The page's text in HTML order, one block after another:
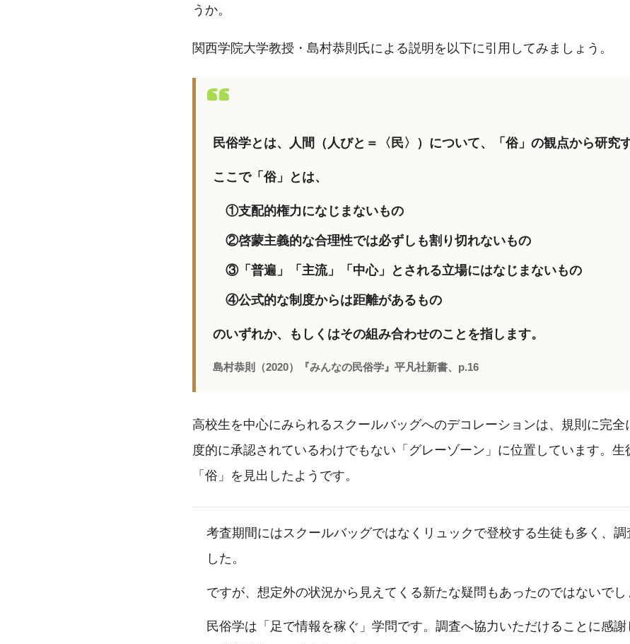
うか。
関西学院大学教授・島村恭則氏による説明を以下に引用してみましょう。
民俗学とは、人間（人びと＝〈民〉）について、「俗」の観点から研究
ここで「俗」とは、
①支配的権力になじまないもの
②啓蒙主義的な合理性では必ずしも割り切れないもの
③「普遍」「主流」「中心」とされる立場にはなじまないもの
④公式的な制度からは距離があるもの
のいずれか、もしくはその組み合わせのことを指します。
島村恭則（2020）『みんなの民俗学』平凡社新書、p.16
高校生を中心にみられるスクールバッグへのデコレーションは、規則に完全
度的に承認されているわけでもない「グレーゾーン」に位置しています。生
「俗」を見出したようです。
考査期間にはスクールバッグではなくリュックで登校する生徒も多く、
した。
ですが、想定外の状況から見えてくる新たな疑問もあったのではないでし
民俗学は「足で情報を稼ぐ」学問です。調査へ協力いただけることに感